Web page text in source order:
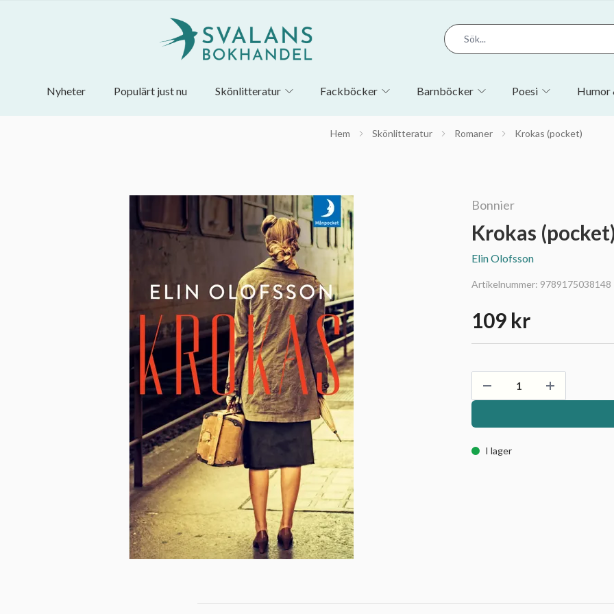
Nyheter Populärt just nu Skönlitteratur Fackböcker Barnböcker Poesi Humor
Hem Skönlitteratur Romaner Krokas (pocket)
Bonnier
Krokas
Elin Olofsson
Artikelnummer: 9789175038148
109 kr
I lager